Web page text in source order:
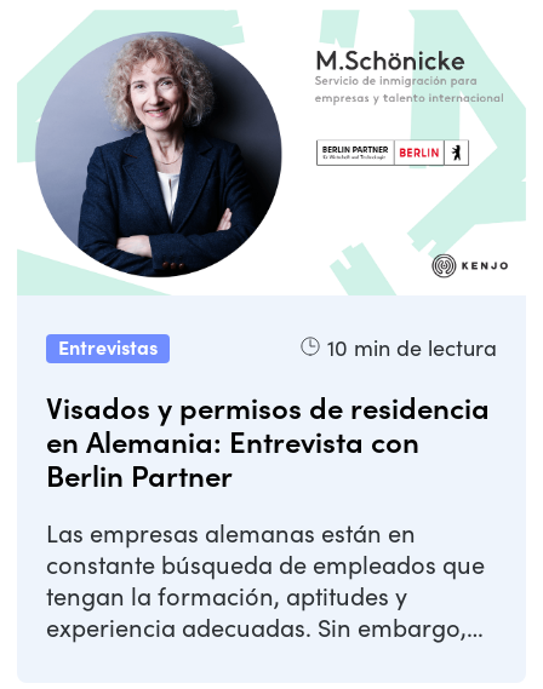
Entrevistas 10 min de lectura
Visados y permisos de residencia
en Alemania: Entrevista con
Berlin Partner
Las empresas alemanas están en
constante búsqueda de empleados que
tengan la formación, aptitudes y
experiencia adecuadas. Sin embargo,